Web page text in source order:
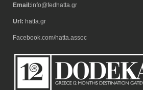
Email:info@fedhatta.gr
Url: hatta.gr
Facebook.com/hatta.assoc